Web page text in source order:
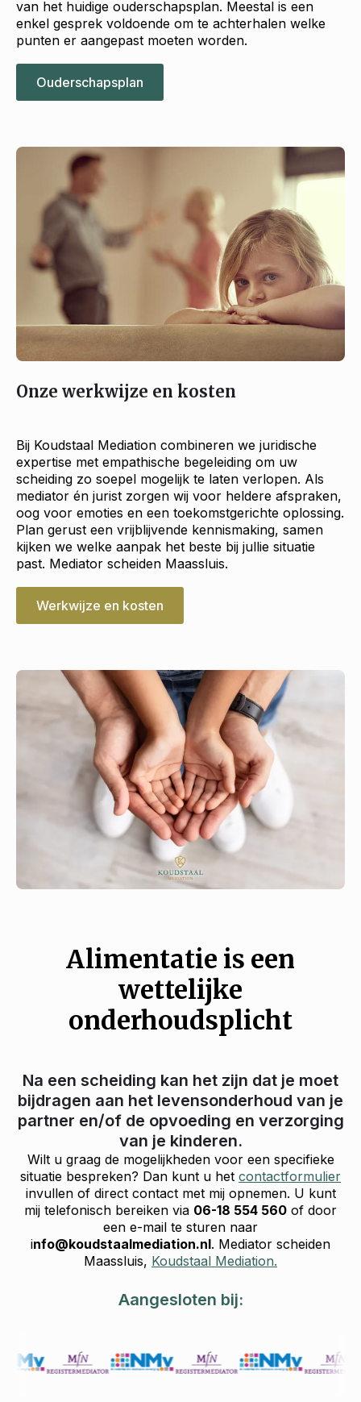
van het huidige ouderschapsplan. Meestal is een
enkel gesprek voldoende om te achterhalen welke
punten er aangepast moeten worden.
Ouderschapsplan
Onze werkwijze en kosten
Bij Koudstaal Mediation combineren we juridische
expertise met empathische begeleiding om uw
scheiding zo soepel mogelijk te laten verlopen. Als
mediator én jurist zorgen wij voor heldere afspraken,
oog voor emoties en een toekomstgerichte oplossing.
Plan gerust een vrijblijvende kennismaking, samen
kijken we welke aanpak het beste bij jullie situatie
past. Mediator scheiden Maassluis.
Werkwijze en kosten
Alimentatie is een
wettelijke
onderhoudsplicht
Na een scheiding kan het zijn dat je moet
bijdragen aan het levensonderhoud van je
partner en/of de opvoeding en verzorging
van je kinderen.
Wilt u graag de mogelijkheden voor een specifieke
situatie bespreken? Dan kunt u het contactformulier
invullen of direct contact met mij opnemen. U kunt
mij telefonisch bereiken via 06-18 554 560 of door
een e-mail te sturen naar
info@koudstaalmediation.nl. Mediator scheiden
Maassluis, Koudstaal Mediation.
Aangesloten bij: